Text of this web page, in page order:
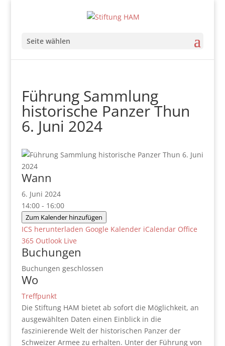
Seite wählen
Führung Sammlung
historische Panzer Thun
6. Juni 2024
Wann
6. Juni 2024
14:00 - 16:00
Zum Kalender hinzufügen
ICS herunterladen Google Kalender iCalendar Office
365 Outlook Live
Buchungen
Buchungen geschlossen
Wo
Treffpunkt
Die Stiftung HAM bietet ab sofort die Möglichkeit, an
ausgewählten Daten einen Einblick in die
faszinierende Welt der historischen Panzer der
Schweizer Armee zu erhalten. Unter der Führung von